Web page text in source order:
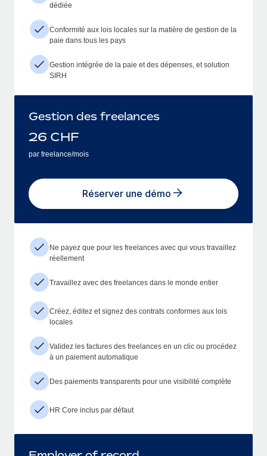
dédiée
Conformité aux lois locales sur la matière de gestion de la
paie dans tous les pays
Gestion intégrée de la paie et des dépenses, et solution
SIRH
Gestion des freelances
26 CHF
par freelance/mois
Réserver une démo
Ne payez que pour les freelances avec qui vous travaillez
réellement
Travaillez avec des freelances dans le monde entier
Créez, éditez et signez des contrats conformes aux lois
locales
Validez les factures des freelances en un clic ou procédez
à un paiement automatique
Des paiements transparents pour une visibilité complète
HR Core inclus par défaut